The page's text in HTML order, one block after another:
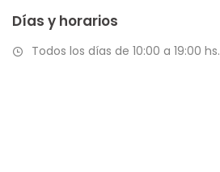
Días y horarios
Todos los días de 10:00 a 19:00 hs.